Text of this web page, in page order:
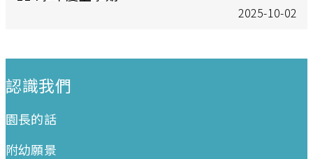
2025-10-02
認識我們
園長的話
附幼願景